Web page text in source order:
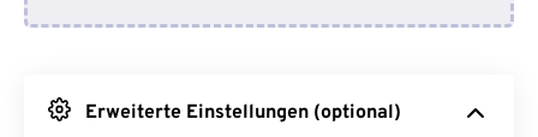
Erweiterte Einstellungen (optional)